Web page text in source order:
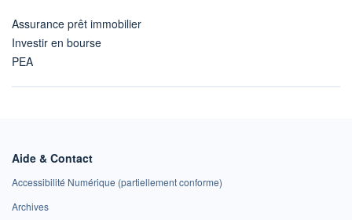
Assurance prêt immobilier
Investir en bourse
PEA
Aide & Contact
Accessibilité Numérique (partiellement conforme)
Archives